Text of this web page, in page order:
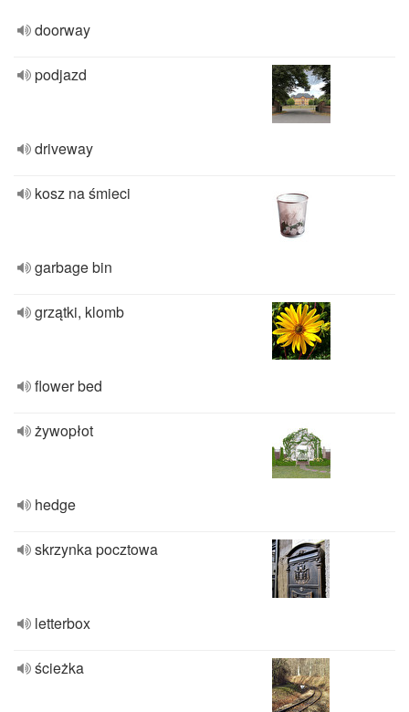
doorway
podjazd
driveway
kosz na śmieci
garbage bin
grzątki, klomb
flower bed
żywopłot
hedge
skrzynka pocztowa
letterbox
ścieżka